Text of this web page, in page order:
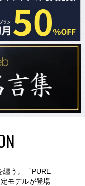
纏う。「PURE
モデルが登場